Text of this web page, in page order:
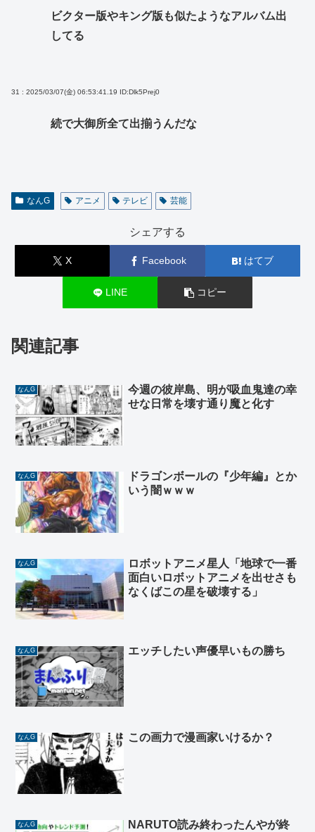
ビクター版やキング版も似たようなアルバム出
してる
31 : 2025/03/07(金) 06:53:41.19 ID:Dlk5Prej0
続で大御所全て出揃うんだな
なんG アニメ テレビ 芸能
シェアする
X Facebook はてブ
LINE コピー
関連記事
なんG
今週の彼岸島、明が吸血鬼達の幸
せな日常を壊す通り魔と化す
なんG
ドラゴンボールの『少年編』とか
いう闇ｗｗｗ
なんG
ロボットアニメ星人「地球で一番
面白いロボットアニメを出せさも
なくばこの星を破壊する」
なんG エッチしたい声優早いもの勝ち
なんG この画力で漫画家いけるか？
なんG
NARUTO読み終わったんやが終